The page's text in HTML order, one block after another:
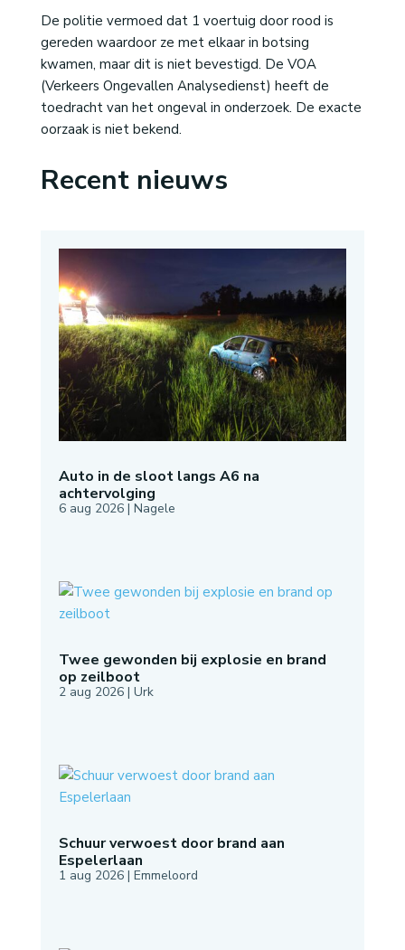
De politie vermoed dat 1 voertuig door rood is
gereden waardoor ze met elkaar in botsing
kwamen, maar dit is niet bevestigd. De VOA
(Verkeers Ongevallen Analysedienst) heeft de
toedracht van het ongeval in onderzoek. De exacte
oorzaak is niet bekend.
Recent nieuws
Auto in de sloot langs A6 na
achtervolging
6 aug 2026| Nagele
Twee gewonden bij explosie en brand
op zeilboot
2 aug 2026| Urk
Schuur verwoest door brand aan
Espelerlaan
1 aug 2026| Emmeloord